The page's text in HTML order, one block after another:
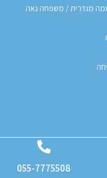
מגדרית / משפחה גאה
055-7775508